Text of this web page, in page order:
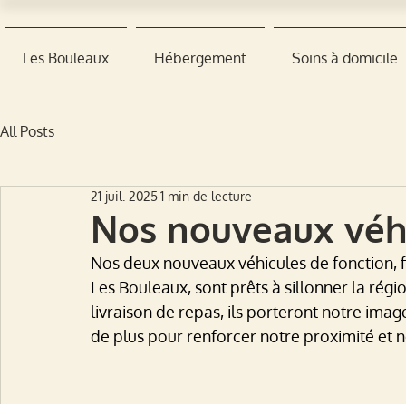
Les Bouleaux Hébergement Soins à domicile
All Posts
Nos nouveaux
21 juil. 20251 min de lecture
Nos deux nouveaux véhicules de
Les Bouleaux, sont prêts à sillonner la
livraison de repas, ils porteront notre
de plus pour renforcer notre proximité et